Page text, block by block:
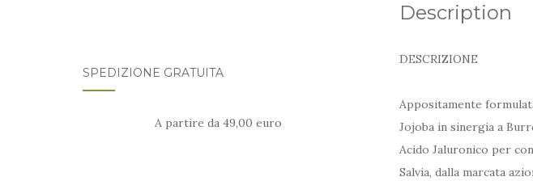
Description
DESCRIZIONE
Appositamente
Jojoba in sinergia a
Acido Jaluronico per
Salvia, dalla marcata
SPEDIZIONE GRATUITA
A partire da 49,00 euro